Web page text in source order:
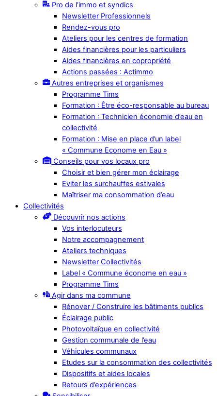
Pro de l’immo et syndics
Newsletter Professionnels
Rendez-vous pro
Ateliers pour les centres de formation
Aides financières pour les particuliers
Aides financières en copropriété
Actions passées : Actimmo
Autres entreprises et organismes
Programme Tims
Formation : Être éco-responsable au bureau
Formation : Technicien économie d’eau en
collectivité
Formation : Mise en place d’un label
« Commune Econome en Eau »
Conseils pour vos locaux pro
Choisir et bien gérer mon éclairage
Eviter les surchauffes estivales
Maîtriser ma consommation d’eau
Collectivités
Découvrir nos actions
Vos interlocuteurs
Notre accompagnement
Ateliers techniques
Newsletter Collectivités
Label « Commune économe en eau »
Programme Tims
Agir dans ma commune
Rénover / Construire les bâtiments publics
Éclairage public
Photovoltaïque en collectivité
Gestion communale de l’eau
Véhicules communaux
Etudes sur la consommation des collectivités
Dispositifs et aides locales
Retours d’expériences